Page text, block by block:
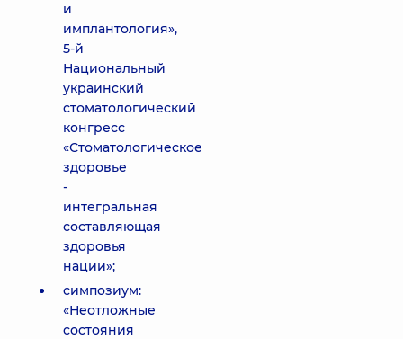
и
имплантология»,
5-й
Национальный
украинский
стоматологический
конгресс
«Стоматологическое
здоровье
-
интегральная
составляющая
здоровья
нации»;
симпозиум:
«Неотложные
состояния